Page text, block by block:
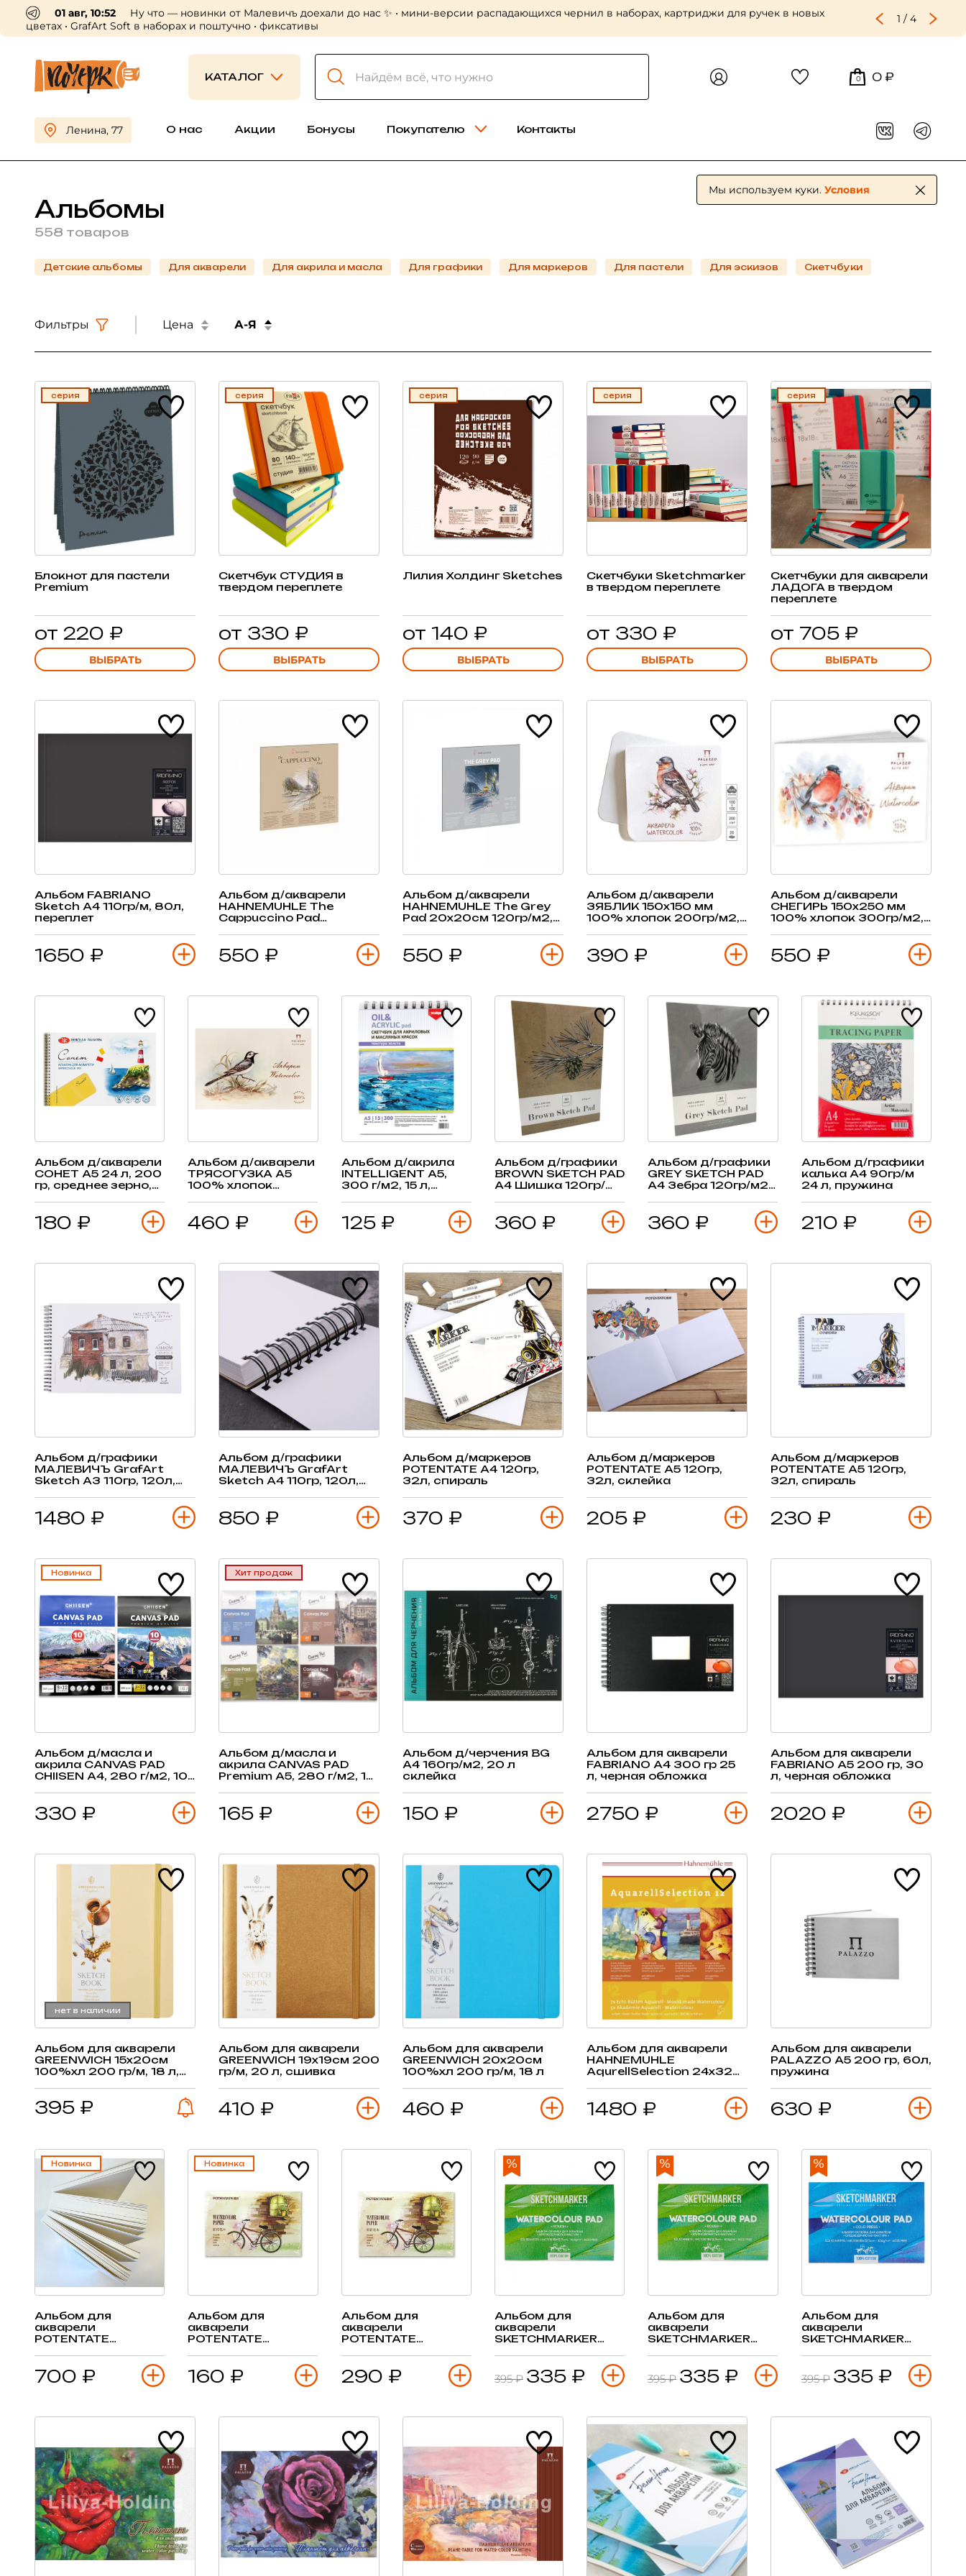
30 июл, 16:56
Пришли профессиональные холсты Холст-мастер! Много больших форматов, в том числе лён крупного и репинского зерна —
приходите выбирать 😍
2 /4
КАТАЛОГ 0 0 ₽
Ленина, 77 О нас Акции Бонусы Покупателю Контакты
Альбомы
558 товаров
Детские альбомы Для акварели Для акрила и масла Для графики Для маркеров Для пастели Для эскизов Скетчбуки
Фильтры Цена А-Я
серия
Блокнот для пастели
Premium
от 220 ₽
ВЫБРАТЬ
серия
Скетчбук СТУДИЯ в
твердом переплете
от 330 ₽
ВЫБРАТЬ
серия
Лилия Холдинг Sketches
от 140 ₽
ВЫБРАТЬ
серия
Скетчбуки Sketchmarker
в твердом переплете
от 330 ₽
ВЫБРАТЬ
серия
Скетчбуки для акварели
ЛАДОГА в твердом
переплете
от 705 ₽
ВЫБРАТЬ
Альбом FABRIANO
Sketch А4 110гр/м, 80л,
переплет
1650 ₽
Альбом д/акварели
HAHNEMUHLE The
Cappuccino Pad
склейка
550 ₽
Альбом д/акварели
HAHNEMUHLE The Grey
Pad 20х20см 120гр/м2,
550 ₽
Альбом д/акварели
ЗЯБЛИК 150х150 мм
100% хлопок 200гр/м2,
390 ₽
Альбом д/акварели
СНЕГИРЬ 150х250 мм
100% хлопок 300гр/м2,
550 ₽
Альбом д/акварели
СОНЕТ А5 24 л, 200
гр, среднее зерно,
180 ₽
Альбом д/акварели
ТРЯСОГУЗКА А5
100% хлопок
460 ₽
Альбом д/акрила
INTELLIGENT А5,
300 г/м2, 15 л,
125 ₽
Альбом д/графики
BROWN SKETCH PAD
А4 Шишка 120гр/
360 ₽
Альбом д/графики
GREY SKETCH PAD
А4 Зебра 120гр/м2,
360 ₽
Альбом д/графики
калька А4 90гр/м
24 л, пружина
210 ₽
Альбом д/графики
МАЛЕВИЧЪ GrafArt
Sketch А3 110гр, 120л,
1480 ₽
Альбом д/графики
МАЛЕВИЧЪ GrafArt
Sketch А4 110гр, 120л,
850 ₽
Альбом д/маркеров
POTENTATE А4 120гр,
32л, спираль
370 ₽
Альбом д/маркеров
POTENTATE А5 120гр,
32л, склейка
205 ₽
Альбом д/маркеров
POTENTATE А5 120гр,
32л, спираль
230 ₽
Новинка
Альбом д/масла и
акрила CANVAS PAD
CHIISEN А4, 280 г/м2, 10
330 ₽
Хит продаж
Альбом д/масла и
акрила CANVAS PAD
Premium А5, 280 г/м2, 10
165 ₽
Альбом д/черчения BG
А4 160гр/м2, 20 л
склейка
150 ₽
Альбом для акварели
FABRIANO А4 300 гр 25
л, черная обложка
2750 ₽
Альбом для акварели
FABRIANO А5 200 гр, 30
л, черная обложка
2020 ₽
нет в наличии
Альбом для акварели
GREENWICH 15х20см
100%хл 200 гр/м, 18 л,
395 ₽
Альбом для акварели
GREENWICH 19х19см 200
гр/м, 20 л, сшивка
410 ₽
Альбом для акварели
GREENWICH 20х20см
100%хл 200 гр/м, 18 л
460 ₽
Альбом для акварели
HAHNEMUHLE
AqurellSelection 24х32
1480 ₽
Альбом для акварели
PALAZZO А5 200 гр, 60л,
пружина
630 ₽
Новинка
Альбом для
акварели
POTENTATE
700 ₽
Новинка
Альбом для
акварели
POTENTATE
12 листов, склейка
160 ₽
Альбом для
акварели
POTENTATE
12 листов, склейка
290 ₽
Альбом для
акварели
SKETCHMARKER
10л, крупное зерно,
склейка
395 ₽ 335 ₽
Альбом для
акварели
SKETCHMARKER
10л, мелкое зерно,
склейка
395 ₽ 335 ₽
Альбом для
акварели
SKETCHMARKER
10л, среднее зерно,
склейка
395 ₽ 335 ₽
Мы используем куки. Условия